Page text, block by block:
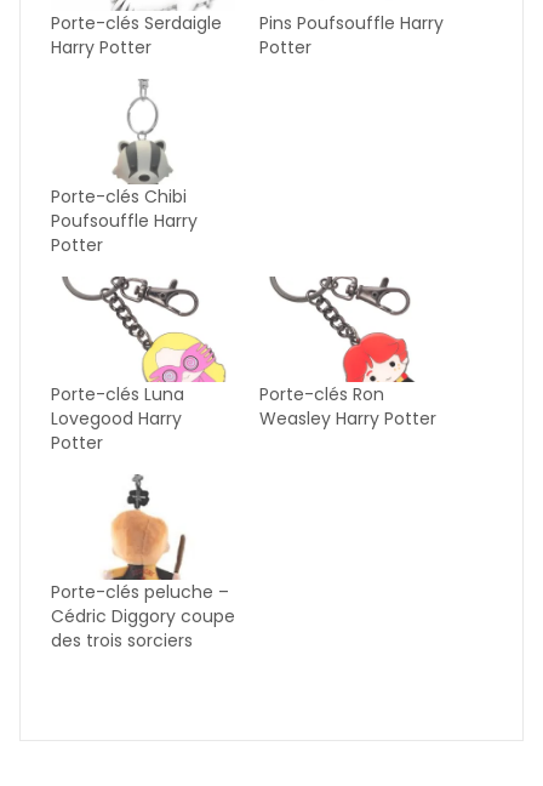
Porte-clés Serdaigle
Harry Potter
Pins Poufsouffle Harry
Potter
Porte-clés Chibi
Poufsouffle Harry
Potter
Porte-clés Luna
Lovegood Harry
Potter
Porte-clés Ron
Weasley Harry Potter
Porte-clés peluche –
Cédric Diggory coupe
des trois sorciers